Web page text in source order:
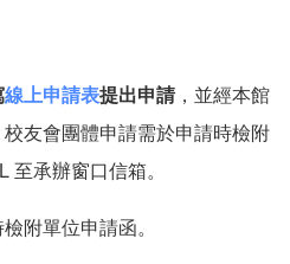
線上申請表提出申請，並經本館
友會團體申請需於申請時檢附
承辦窗口信箱。
附單位申請函。